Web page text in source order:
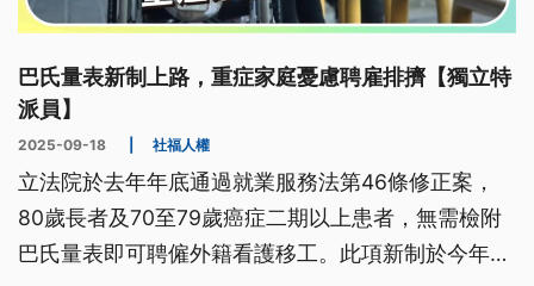
巴氏量表新制上路，重症家庭憂慮聘雇排擠【獨立特
派員】
2025-09-18 社福人權
立法院於去年年底通過就業服務法第46條修正案，
80歲長者及70至79歲癌症二期以上患者，無需檢附
巴氏量表即可聘僱外籍看護移工。此項新制於今年8